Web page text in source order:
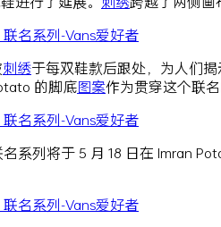
刺绣于每双鞋款后跟处，为人们
的脚底图案作为贯穿这个联
名系列将于 5 月 18 日在 Imran